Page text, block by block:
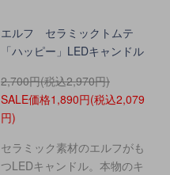
エルフ セラミックトムテ
「ハッピー」LEDキャンドル
2,700円(税込2,970円)
SALE価格1,890円(税込2,079
円)
セラミック素材のエルフがも
つLEDキャンドル。本物のキ